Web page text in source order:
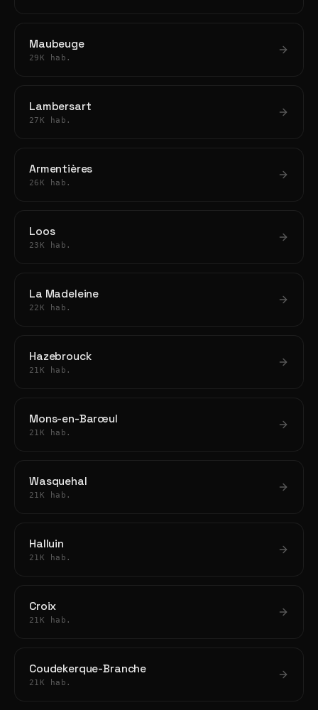
Maubeuge
29K hab.
Lambersart
27K hab.
Armentières
26K hab.
Loos
23K hab.
La Madeleine
22K hab.
Hazebrouck
21K hab.
Mons-en-Barœul
21K hab.
Wasquehal
21K hab.
Halluin
21K hab.
Croix
21K hab.
Coudekerque-Branche
21K hab.